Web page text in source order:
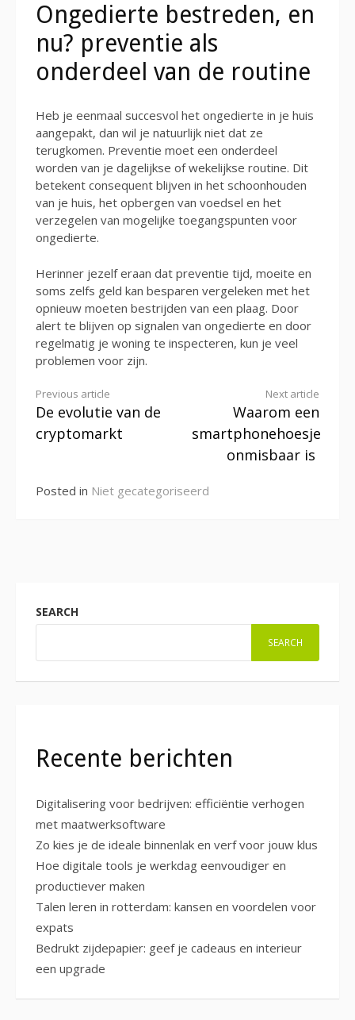
Ongedierte bestreden, en
nu? preventie als
onderdeel van de routine
Heb je eenmaal succesvol het ongedierte in je huis
aangepakt, dan wil je natuurlijk niet dat ze
terugkomen. Preventie moet een onderdeel
worden van je dagelijkse of wekelijkse routine. Dit
betekent consequent blijven in het schoonhouden
van je huis, het opbergen van voedsel en het
verzegelen van mogelijke toegangspunten voor
ongedierte.
Herinner jezelf eraan dat preventie tijd, moeite en
soms zelfs geld kan besparen vergeleken met het
opnieuw moeten bestrijden van een plaag. Door
alert te blijven op signalen van ongedierte en door
regelmatig je woning te inspecteren, kun je veel
problemen voor zijn.
Continue
Reading
Previous article
De evolutie van de
cryptomarkt
Next article
Waarom een
smartphonehoesje
onmisbaar is
Posted in Niet gecategoriseerd
SEARCH
SEARCH
Recente berichten
Digitalisering voor bedrijven: efficiëntie verhogen
met maatwerksoftware
Zo kies je de ideale binnenlak en verf voor jouw klus
Hoe digitale tools je werkdag eenvoudiger en
productiever maken
Talen leren in rotterdam: kansen en voordelen voor
expats
Bedrukt zijdepapier: geef je cadeaus en interieur
een upgrade